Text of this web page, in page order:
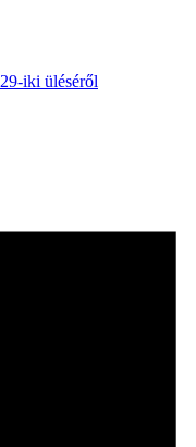
iki üléséről